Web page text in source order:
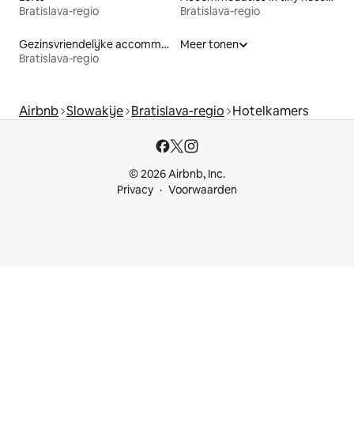
Bratislava-regio
Bratislava-regio
Gezinsvriendelijke accommodaties
Bratislava-regio
Meer tonen
Airbnb Slowakije Bratislava-regio Hotelkamers
© 2026 Airbnb, Inc.
Privacy
Voorwaarden